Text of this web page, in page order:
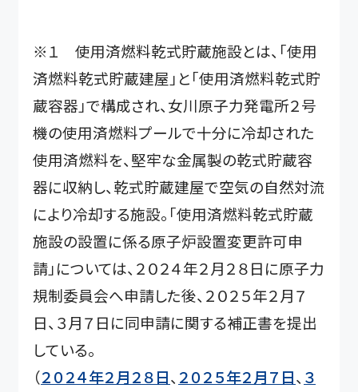
※１ 使用済燃料乾式貯蔵施設とは、「使用
済燃料乾式貯蔵建屋」と「使用済燃料乾式貯
蔵容器」で構成され、女川原子力発電所２号
機の使用済燃料プールで十分に冷却された
使用済燃料を、堅牢な金属製の乾式貯蔵容
器に収納し、乾式貯蔵建屋で空気の自然対流
により冷却する施設。 「使用済燃料乾式貯蔵
施設の設置に係る原子炉設置変更許可申
請」については、２０２４年２月２８日に原子力
規制委員会へ申請した後、２０２５年２月７
日、３月７日に同申請に関する補正書を提出
している。
（２０２４年２月２８日、 ２０２５年２月７日、 ３